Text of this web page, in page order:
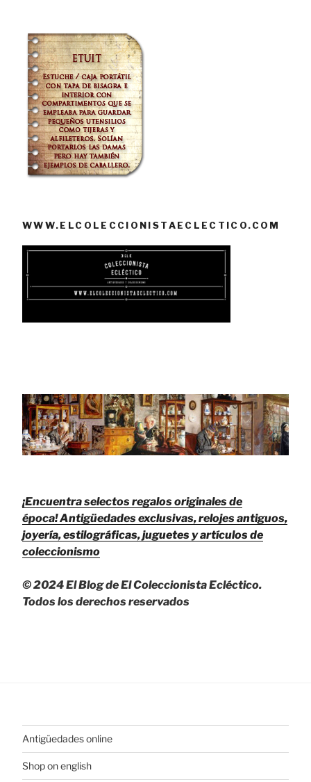
WWW.ELCOLECCIONISTAECLECTICO.COM
¡Encuentra selectos regalos originales de
época!Antigüedades exclusivas, relojes antiguos,
joyería, estilográficas, juguetes y artículos de
coleccionismo
© 2024 El Blog de El Coleccionista Ecléctico.
Todos los derechos reservados
Antigüedades online
Shop on english